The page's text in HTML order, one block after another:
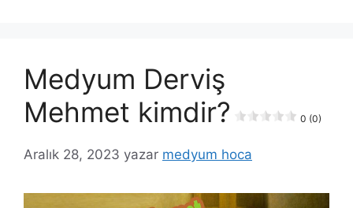
Medyum Derviş
Mehmet kimdir?
0 (0)
Aralık 28, 2023 yazar medyum hoca